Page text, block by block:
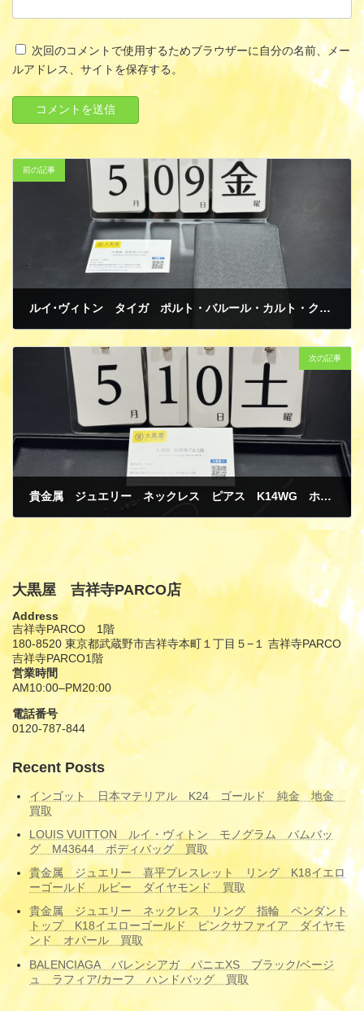
次回のコメントで使用するためブラウザーに自分の名前、メー
ルアドレス、サイトを保存する。
前の記事
ルイ･ヴィトン タイガ ポルト・バルール・カルト・クレディ アルドワーズ M30392 長財布 札入れ 買取
5月 12, 2025
次の記事
貴金属 ジュエリー ネックレス ピアス K14WG ホワイトゴールド 買取
大黒屋 吉祥寺PARCO店
Address
吉祥寺PARCO 1階
180-8520 東京都武蔵野市吉祥寺本町１丁目５−１ 吉祥寺PARCO
吉祥寺PARCO1階
営業時間
AM10:00–PM20:00
電話番号
0120-787-844
Recent Posts
インゴット 日本マテリアル K24 ゴールド 純金 地金
買取
LOUIS VUITTON ルイ・ヴィトン モノグラム バムバッ
グ M43644 ボディバッグ 買取
貴金属 ジュエリー 喜平ブレスレット リング K18イエロ
ーゴールド ルビー ダイヤモンド 買取
貴金属 ジュエリー ネックレス リング 指輪 ペンダント
トップ K18イエローゴールド ピンクサファイア ダイヤモ
ンド オパール 買取
BALENCIAGA バレンシアガ パニエXS ブラック/ベージ
ュ ラフィア/カーフ ハンドバッグ 買取